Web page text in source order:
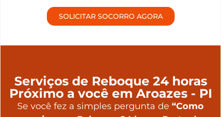
SOLICITAR SOCORRO AGORA
Serviços de Reboque 24 horas
Próximo a você em Aroazes - PI
Se você fez a simples pergunta de “Como